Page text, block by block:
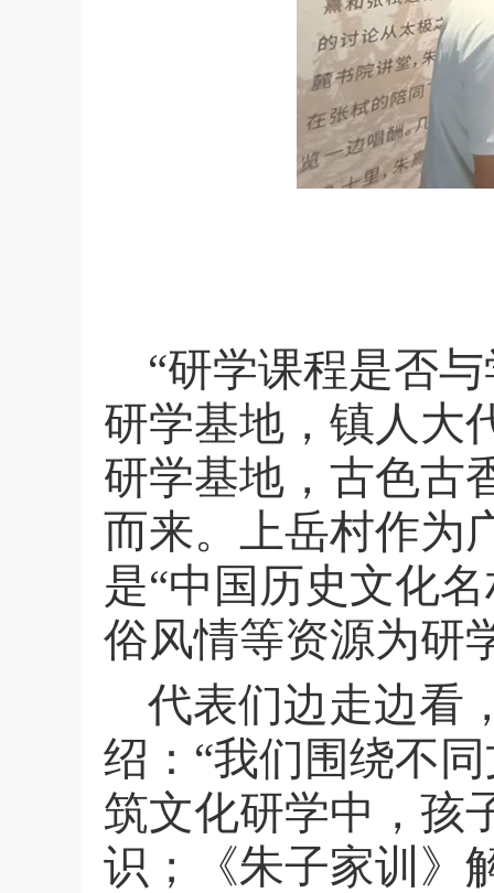
“研学课程是否
研学基地，镇人大
研学基地，古色古
而来。上岳村作为
是“中国历史文化
俗风情等资源为研
代表们边走边看
绍：“我们围绕不
筑文化研学中，孩
识；《朱子家训》